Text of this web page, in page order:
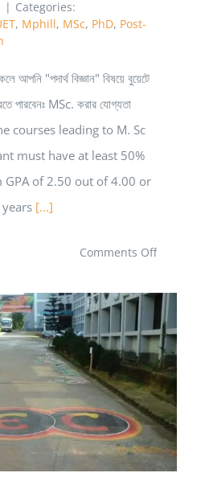
| Categories:
, Mphill, MSc, PhD, Post-
আপনি "পদার্থ বিজ্ঞান" বিষয়ে বুয়েটে
MSc. করার যোগ্যতা
courses leading to M. Sc
must have at least 50%
of 2.50 out of 4.00 or
[...]
Comments Offon
পদার্থ
বিজ্ঞান
বিষয়ে
MSc.
MPhill,
PhD
করার
ভর্তি নিয়ে কমন কিছু প্রশ্নের উত্তর